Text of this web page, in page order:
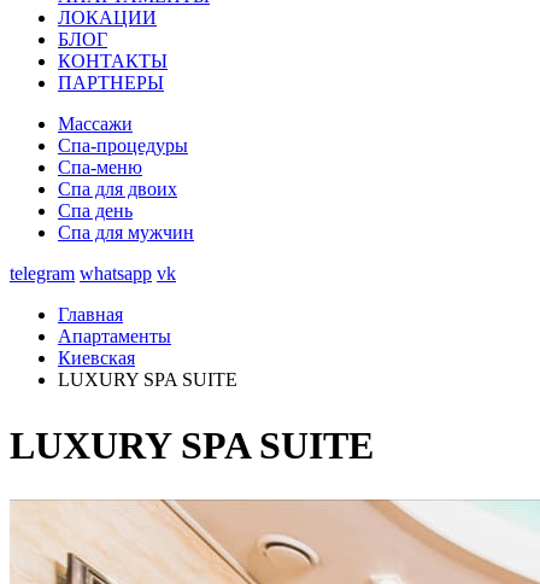
ЛОКАЦИИ
БЛОГ
КОНТАКТЫ
ПАРТНЕРЫ
Массажи
Спа-процедуры
Спа-меню
Спа для двоих
Спа день
Спа для мужчин
telegram whatsapp vk
Главная
Апартаменты
Киевская
LUXURY SPA SUITE
LUXURY SPA SUITE